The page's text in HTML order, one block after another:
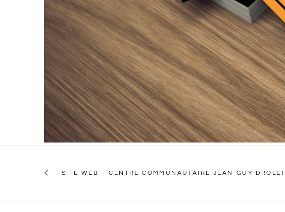
SITE WEB – CENTRE COMMUNAUTAIRE JEAN-GUY DROLET